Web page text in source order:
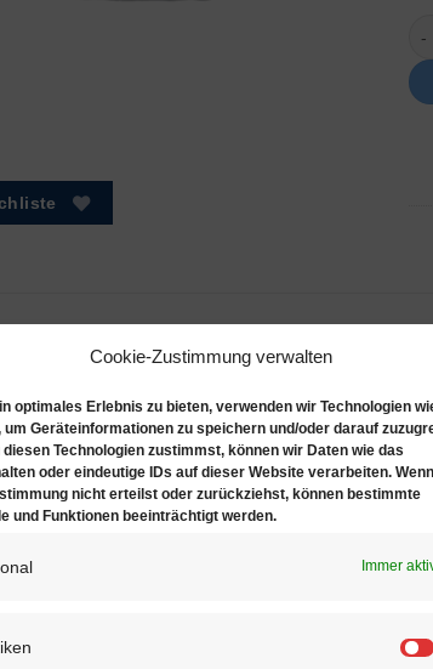
Cookie-Zustimmung verwalten
optimales Erlebnis zu bieten, verwenden wir Technologien
um Geräteinformationen zu speichern und/oder darauf
diesen Technologien zustimmst, können wir Daten wie das
oder eindeutige IDs auf dieser Website verarbeiten.
nicht erteilst oder zurückziehst, können bestimmte
und Funktionen beeinträchtigt werden.
Immer
Zusätzliche Informationen Rezensionen (0)
Etikettendrucker
Zebra ZD621t 300 dpi, Basisgerät mit
inkl. Basis-Etikettensoftware, 1 Jahr Garantie
für Zebra GX430t
PRODUKTE